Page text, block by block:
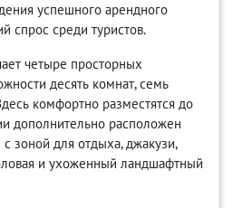
успешного арендного
спрос среди туристов.
четыре просторных
десять комнат, семь
комфортно разместятся до
дополнительно расположен
с зоной для отдыха, джакузи,
и ухоженный ландшафтный